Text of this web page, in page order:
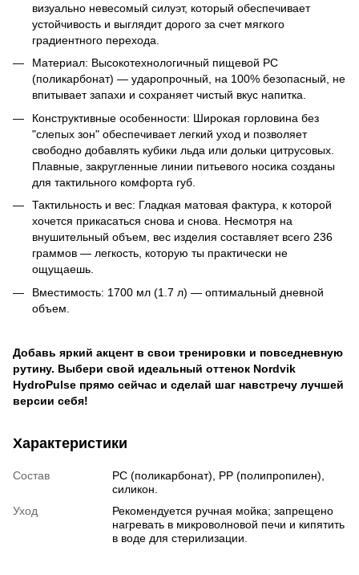
визуально невесомый силуэт, который обеспечивает
устойчивость и выглядит дорого за счет мягкого
градиентного перехода.
Материал: Высокотехнологичный пищевой PC
(поликарбонат) — ударопрочный, на 100% безопасный, не
впитывает запахи и сохраняет чистый вкус напитка.
Конструктивные особенности: Широкая горловина без
"слепых зон" обеспечивает легкий уход и позволяет
свободно добавлять кубики льда или дольки цитрусовых.
Плавные, закругленные линии питьевого носика созданы
для тактильного комфорта губ.
Тактильность и вес: Гладкая матовая фактура, к которой
хочется прикасаться снова и снова. Несмотря на
внушительный объем, вес изделия составляет всего 236
граммов — легкость, которую ты практически не
ощущаешь.
Вместимость: 1700 мл (1.7 л) — оптимальный дневной
объем.
Добавь яркий акцент в свои тренировки и повседневную
рутину. Выбери свой идеальный оттенок Nordvik
HydroPulse прямо сейчас и сделай шаг навстречу лучшей
версии себя!
Характеристики
Состав
PC (поликарбонат), PP (полипропилен),
силикон.
Уход
Рекомендуется ручная мойка; запрещено
нагревать в микроволновой печи и кипятить
в воде для стерилизации.